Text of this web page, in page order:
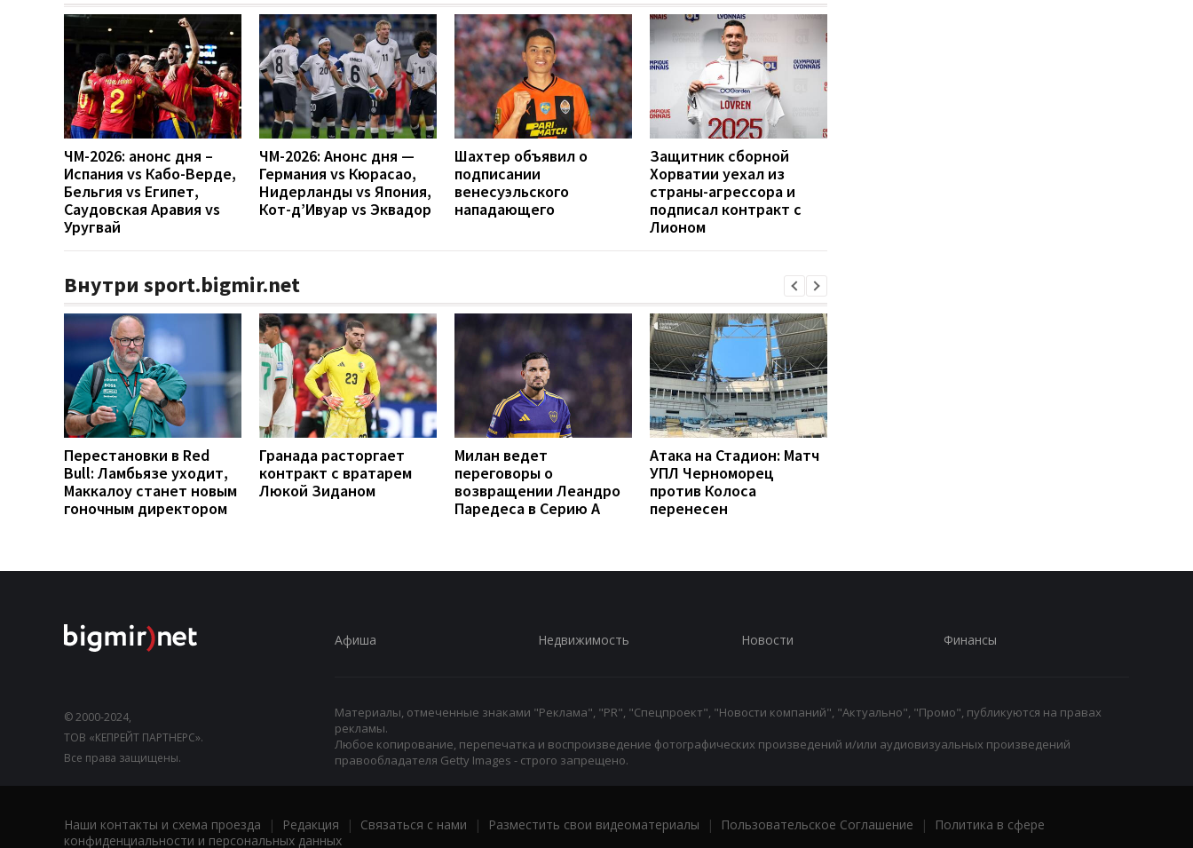
ЧМ-2026: анонс дня –
Испания vs Кабо-Верде,
Бельгия vs Египет,
Саудовская Аравия vs
Уругвай
ЧМ-2026: Анонс дня —
Германия vs Кюрасао,
Нидерланды vs Япония,
Кот-д’Ивуар vs Эквадор
Шахтер объявил о
подписании
венесуэльского
нападающего
Защитник сборной
Хорватии уехал из
страны-агрессора и
подписал контракт с
Лионом
Внутри sport.bigmir.net
Перестановки в Red
Bull: Ламбьязе уходит,
Маккалоу станет новым
гоночным директором
Гранада расторгает
контракт с вратарем
Люкой Зиданом
Милан ведет
переговоры о
возвращении Леандро
Паредеса в Серию А
Атака на Стадион: Матч
УПЛ Черноморец
против Колоса
перенесен
© 2000-2024,
ТОВ «КЕПРЕЙТ ПАРТНЕРС».
Все права защищены.
Афиша Недвижимость Новости Финансы
Материалы, отмеченные знаками "Реклама", "PR", "Спецпроект", "Новости компаний", "Актуально", "Промо", публикуются на правах
рекламы.
Любое копирование, перепечатка и воспроизведение фотографических произведений и/или аудиовизуальных произведений
правообладателя Getty Images - строго запрещено.
Наши контакты и схема проезда | Редакция | Связаться с нами | Разместить свои видеоматериалы | Пользовательское Соглашение |
Политика в сфере
конфиденциальности и персональных данных